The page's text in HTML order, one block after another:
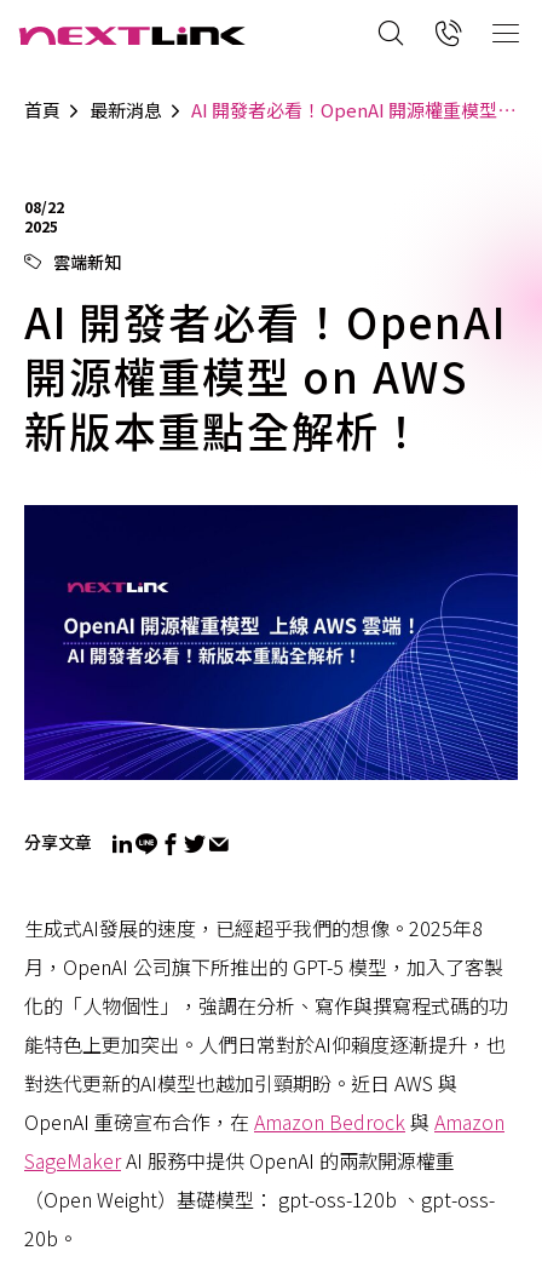
首頁 最新消息 AI 開發者必看！OpenAI 開源權重模型 on AWS 新版本重點全解析！
08/22
2025
雲端新知
AI 開發者必看！OpenAI
開源權重模型 on AWS
新版本重點全解析！
分享文章
生成式AI發展的速度，已經超乎我們的想像。2025年8
月，OpenAI 公司旗下所推出的 GPT-5 模型，加入了客製
化的「人物個性」，強調在分析、寫作與撰寫程式碼的功
能特色上更加突出。人們日常對於AI仰賴度逐漸提升，也
對迭代更新的AI模型也越加引頸期盼。近日 AWS 與
OpenAI 重磅宣布合作，在 Amazon Bedrock與 Amazon
SageMakerAI 服務中提供 OpenAI 的兩款開源權重
（Open Weight）基礎模型： gpt-oss-120b 、gpt-oss-
20b。